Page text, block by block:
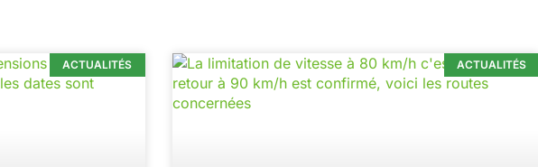
ACTUALITÉS ACTUALITÉS